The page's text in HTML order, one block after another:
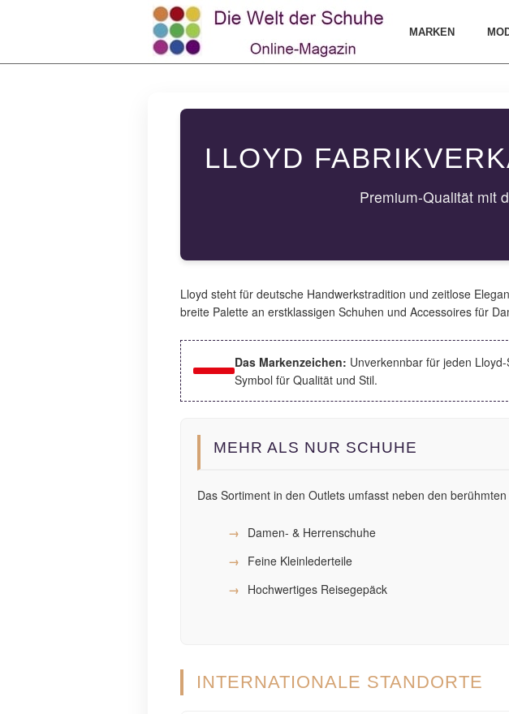
MARKEN
LLOYD
Premium-Qualität mit
Lloyd steht für deutsche Handwerkstradition und zeitlose
breite Palette an erstklassigen Schuhen und Accessoires für
Das Markenzeichen: Unverkennbar für jeden
Symbol für Qualität und Stil.
MEHR ALS NUR SCHUHE
Das Sortiment in den Outlets umfasst neben den
Damen- & Herrenschuhe
Feine Kleinlederteile
Hochwertiges Reisegepäck
INTERNATIONALE STANDORTE